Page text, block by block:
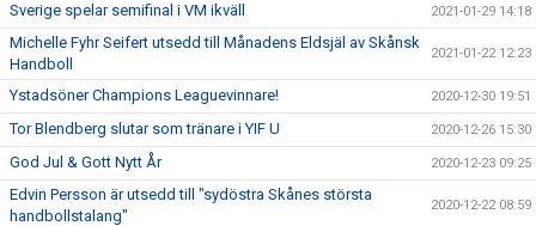
Sverige spelar semifinal i VM ikväll 2021-01-29 14:18
Michelle Fyhr Seifert utsedd till Månadens Eldsjäl av Skånsk
Handboll
2021-01-22 12:23
Ystadsöner Champions Leaguevinnare! 2020-12-30 19:51
Tor Blendberg slutar som tränare i YIF U 2020-12-26 15:30
God Jul & Gott Nytt År 2020-12-23 09:25
Edvin Persson är utsedd till "sydöstra Skånes största
handbollstalang"
2020-12-22 08:59